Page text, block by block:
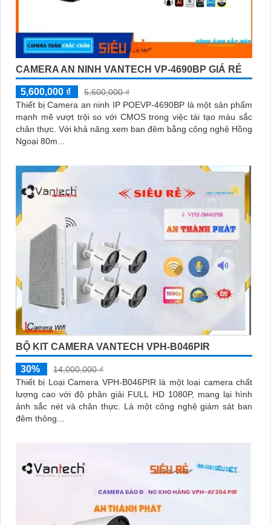
CAMERA AN NINH VANTECH VP-4690BP GIÁ RẺ
5,600,000 ₫
5,600,000 ₫
Thiết bị Camera an ninh IP POEVP-4690BP là một sản phẩm
mạnh mẽ vượt trội so với CMOS trong việc tái tạo màu sắc
chân thực. Với khả năng xem ban đêm bằng công nghệ Hồng
Ngoại 80m...
BỘ KIT CAMERA VANTECH VPH-B046PIR
30%
14,000,000 ₫
Thiết bị Loại Camera VPH-B046PIR là một loại camera chất
lượng cao với độ phân giải FULL HD 1080P, mang lại hình
ảnh sắc nét và chân thực. Là một công nghệ giám sát ban
đêm thông...